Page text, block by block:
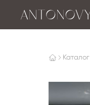
Каталог